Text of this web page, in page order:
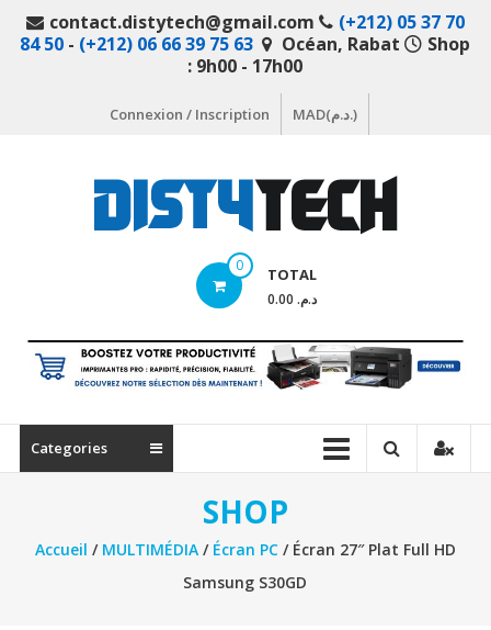
contact.distytech@gmail.com
(+212) 05 37 70
84 50 - (+212) 06 66 39 75 63 Océan, Rabat
Shop
: 9h00 - 17h00
Connexion / Inscription MAD(د.م.)
en
ligne
matériel
informatique
0 TOTAL
د.م. 0.00
Categories
SHOP
Accueil / MULTIMÉDIA/ Écran PC/ Écran 27″ Plat Full HD
Samsung S30GD